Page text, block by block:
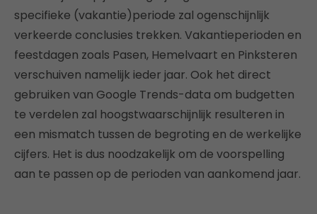
specifieke (vakantie)periode zal ogenschijnlijk
verkeerde conclusies trekken. Vakantieperioden en
feestdagen zoals Pasen, Hemelvaart en Pinksteren
verschuiven namelijk ieder jaar. Ook het direct
gebruiken van Google Trends-data om budgetten
te verdelen zal hoogstwaarschijnlijk resulteren in
een mismatch tussen de begroting en de werkelijke
cijfers. Het is dus noodzakelijk om de voorspelling
aan te passen op de perioden van aankomend jaar.